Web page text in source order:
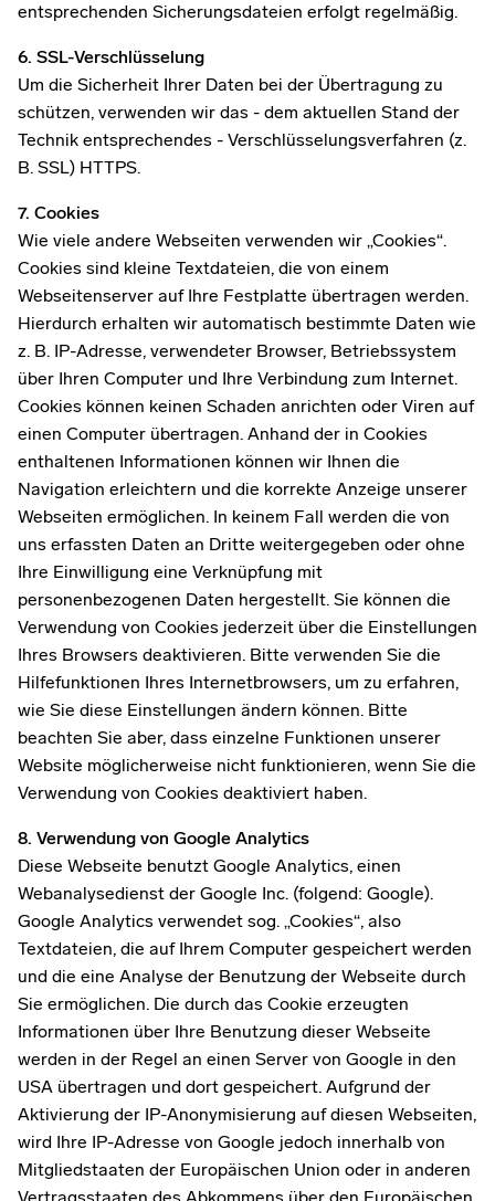
entsprechenden Sicherungsdateien erfolgt regelmäßig.
6. SSL-Verschlüsselung
Um die Sicherheit Ihrer Daten bei der Übertragung zu
schützen, verwenden wir das - dem aktuellen Stand der
Technik entsprechendes - Verschlüsselungsverfahren (z.
B. SSL) HTTPS.
7. Cookies
Wie viele andere Webseiten verwenden wir „Cookies“.
Cookies sind kleine Textdateien, die von einem
Webseitenserver auf Ihre Festplatte übertragen werden.
Hierdurch erhalten wir automatisch bestimmte Daten wie
z. B. IP-Adresse, verwendeter Browser, Betriebssystem
über Ihren Computer und Ihre Verbindung zum Internet.
Cookies können keinen Schaden anrichten oder Viren auf
einen Computer übertragen. Anhand der in Cookies
enthaltenen Informationen können wir Ihnen die
Navigation erleichtern und die korrekte Anzeige unserer
Webseiten ermöglichen. In keinem Fall werden die von
uns erfassten Daten an Dritte weitergegeben oder ohne
Ihre Einwilligung eine Verknüpfung mit
personenbezogenen Daten hergestellt. Sie können die
Verwendung von Cookies jederzeit über die Einstellungen
Ihres Browsers deaktivieren. Bitte verwenden Sie die
Hilfefunktionen Ihres Internetbrowsers, um zu erfahren,
wie Sie diese Einstellungen ändern können. Bitte
beachten Sie aber, dass einzelne Funktionen unserer
Website möglicherweise nicht funktionieren, wenn Sie die
Verwendung von Cookies deaktiviert haben.
8. Verwendung von Google Analytics
Diese Webseite benutzt Google Analytics, einen
Webanalysedienst der Google Inc. (folgend: Google).
Google Analytics verwendet sog. „Cookies“, also
Textdateien, die auf Ihrem Computer gespeichert werden
und die eine Analyse der Benutzung der Webseite durch
Sie ermöglichen. Die durch das Cookie erzeugten
Informationen über Ihre Benutzung dieser Webseite
werden in der Regel an einen Server von Google in den
USA übertragen und dort gespeichert. Aufgrund der
Aktivierung der IP-Anonymisierung auf diesen Webseiten,
wird Ihre IP-Adresse von Google jedoch innerhalb von
Mitgliedstaaten der Europäischen Union oder in anderen